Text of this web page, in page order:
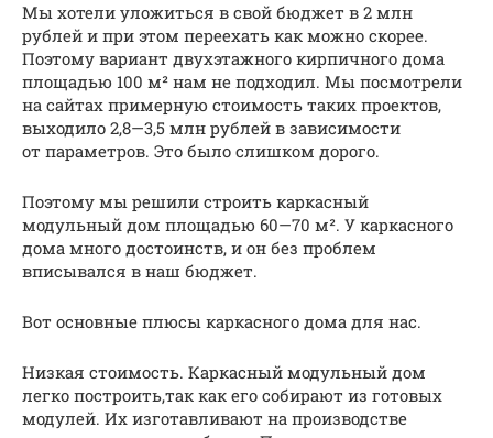
Мы хотели уложиться в свой бюджет в 2 млн
рублей и при этом переехать как можно скорее.
Поэтому вариант двухэтажного кирпичного дома
площадью 100 м² нам не подходил. Мы посмотрели
на сайтах примерную стоимость таких проектов,
выходило 2,8—3,5 млн рублей в зависимости
от параметров. Это было слишком дорого.
Поэтому мы решили строить каркасный
модульный дом площадью 60—70 м². У каркасного
дома много достоинств, и он без проблем
вписывался в наш бюджет.
Вот основные плюсы каркасного дома для нас.
Низкая стоимость. Каркасный модульный дом
легко построить,так как его собирают из готовых
модулей. Их изготавливают на производстве